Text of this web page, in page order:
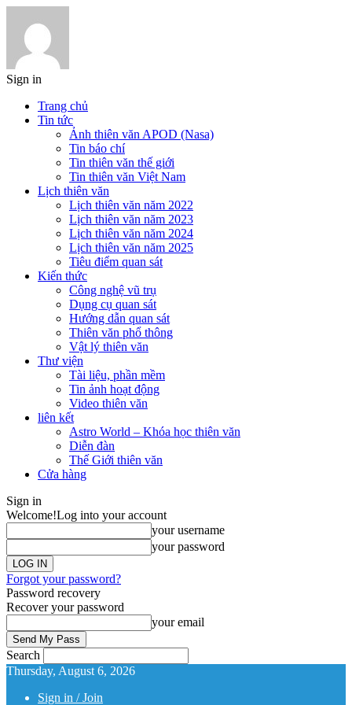
Sign in
Trang chủ
Tin tức
Ảnh thiên văn APOD (Nasa)
Tin báo chí
Tin thiên văn thế giới
Tin thiên văn Việt Nam
Lịch thiên văn
Lịch thiên văn năm 2022
Lịch thiên văn năm 2023
Lịch thiên văn năm 2024
Lịch thiên văn năm 2025
Tiêu điểm quan sát
Kiến thức
Công nghệ vũ trụ
Dụng cụ quan sát
Hướng dẫn quan sát
Thiên văn phổ thông
Vật lý thiên văn
Thư viện
Tài liệu, phần mềm
Tin ảnh hoạt động
Video thiên văn
liên kết
Astro World – Khóa học thiên văn
Diễn đàn
Thế Giới thiên văn
Cửa hàng
Sign in
Welcome!Log into your account
your username
your password
Forgot your password?
Password recovery
Recover your password
your email
Search
Thursday, August 6, 2026
Sign in / Join